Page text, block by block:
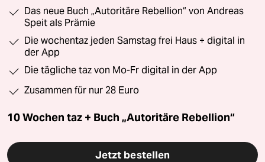
Das neue Buch „Autoritäre Rebellion“ von Andreas
Speit als Prämie
Die wochentaz jeden Samstag frei Haus + digital in
der App
Die tägliche taz von Mo-Fr digital in der App
Zusammen für nur 28 Euro
10 Wochen taz + Buch „Autoritäre Rebellion“
Jetzt bestellen